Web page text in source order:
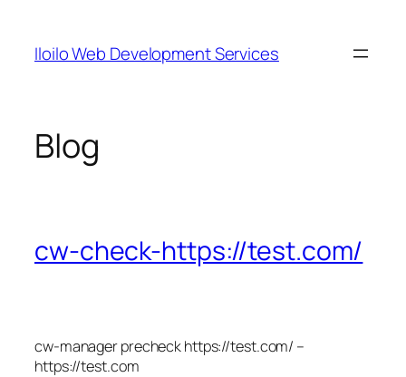
content
Iloilo Web Development Services
Blog
cw-check-https://test.com/
cw-manager precheck https://test.com/ –
https://test.com